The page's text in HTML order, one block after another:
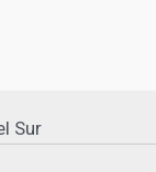
Sur